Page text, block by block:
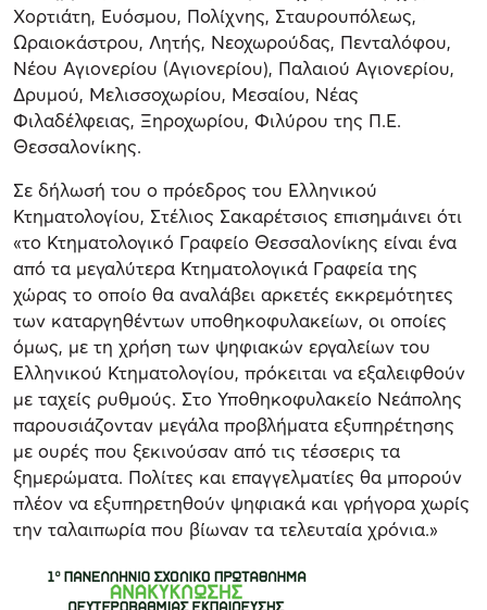
Χορτιάτη, Ευόσμου, Πολίχνης, Σταυρουπόλεως,
Ωραιοκάστρου, Λητής, Νεοχωρούδας, Πενταλόφου,
Νέου Αγιονερίου (Αγιονερίου), Παλαιού Αγιονερίου,
Δρυμού, Μελισσοχωρίου, Μεσαίου, Νέας
Φιλαδέλφειας, Ξηροχωρίου, Φιλύρου της Π.Ε.
Θεσσαλονίκης.
Σε δήλωσή του ο πρόεδρος του Ελληνικού
Κτηματολογίου, Στέλιος Σακαρέτσιος επισημάινει ότι
«το Κτηματολογικό Γραφείο Θεσσαλονίκης είναι ένα
από τα μεγαλύτερα Κτηματολογικά Γραφεία της
χώρας το οποίο θα αναλάβει αρκετές εκκρεμότητες
των καταργηθέντων υποθηκοφυλακείων, οι οποίες
όμως, με τη χρήση των ψηφιακών εργαλείων του
Ελληνικού Κτηματολογίου, πρόκειται να εξαλειφθούν
με ταχείς ρυθμούς. Στο Υποθηκοφυλακείο Νεάπολης
παρουσιάζονταν μεγάλα προβλήματα εξυπηρέτησης
με ουρές που ξεκινούσαν από τις τέσσερις τα
ξημερώματα. Πολίτες και επαγγελματίες θα μπορούν
πλέον να εξυπηρετηθούν ψηφιακά και γρήγορα χωρίς
την ταλαιπωρία που βίωναν τα τελευταία χρόνια.»